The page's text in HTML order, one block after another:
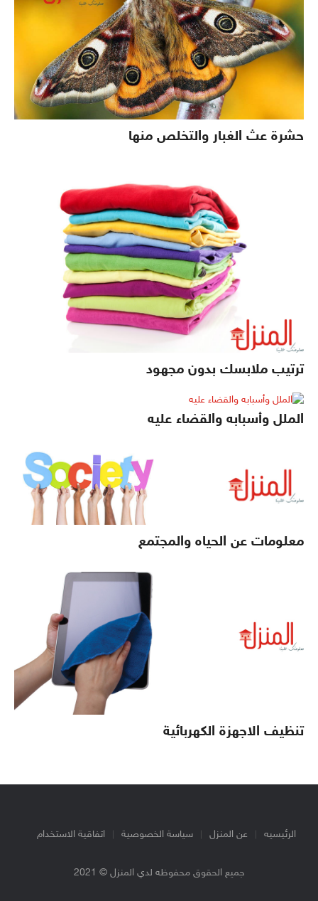
حشرة عث الغبار والتخلص منها
ترتيب ملابسك بدون مجهود
الملل وأسبابه والقضاء عليه
معلومات عن الحياه والمجتمع
تنظيف الاجهزة الكهربائية
الرئيسيه عن المنزل سياسة الخصوصية اتفاقية الاستخدام
جميع الحقوق محفوظه لدي المنزل © 2021